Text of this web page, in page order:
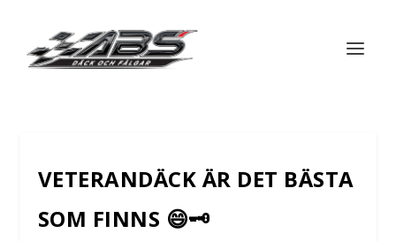
VETERANDÄCK ÄR DET BÄSTA
SOM FINNS 😄🗝